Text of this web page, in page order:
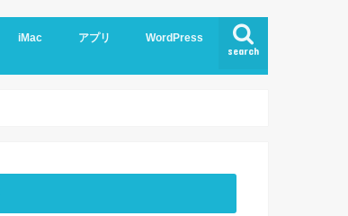
search
iMac アプリ WordPress